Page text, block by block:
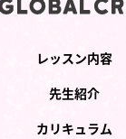
レッスン内容
先生紹介
カリキュラム